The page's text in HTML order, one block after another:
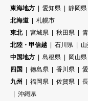
東海地方
愛知県 静岡県
北海道
札幌市
東北
宮城県 秋田県
北陸・甲信越
石川県
中国地方
島根県 岡山県
四国
徳島県 香川県
九州
福岡県 佐賀県
沖縄県